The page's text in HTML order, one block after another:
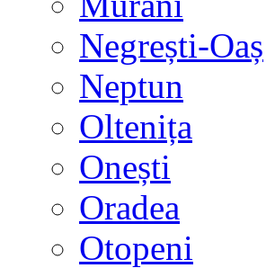
Negrești-Oaș
Neptun
Oltenița
Onești
Oradea
Otopeni